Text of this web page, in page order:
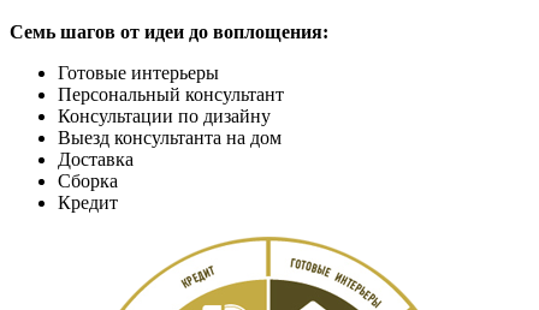
Семь шагов от идеи до воплощения:
Готовые интерьеры
Персональный консультант
Консультации по дизайну
Выезд консультанта на дом
Доставка
Сборка
Кредит